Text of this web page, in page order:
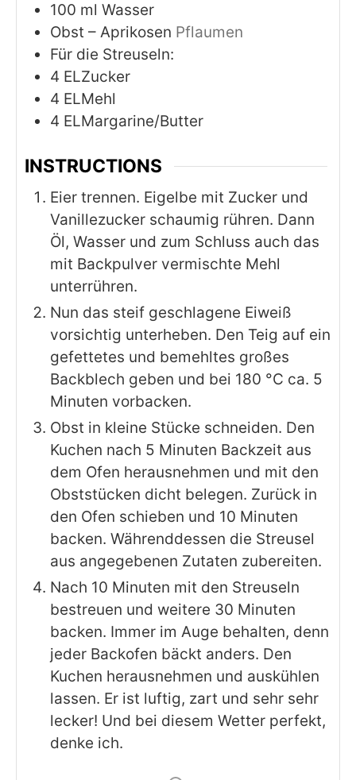
100 ml Wasser
Obst – Aprikosen Pflaumen
Für die Streuseln:
4 ELZucker
4 ELMehl
4 ELMargarine/Butter
INSTRUCTIONS
Eier trennen. Eigelbe mit Zucker und
Vanillezucker schaumig rühren. Dann
Öl, Wasser und zum Schluss auch das
mit Backpulver vermischte Mehl
unterrühren.
Nun das steif geschlagene Eiweiß
vorsichtig unterheben. Den Teig auf ein
gefettetes und bemehltes großes
Backblech geben und bei 180 °C ca. 5
Minuten vorbacken.
Obst in kleine Stücke schneiden. Den
Kuchen nach 5 Minuten Backzeit aus
dem Ofen herausnehmen und mit den
Obststücken dicht belegen. Zurück in
den Ofen schieben und 10 Minuten
backen. Währenddessen die Streusel
aus angegebenen Zutaten zubereiten.
Nach 10 Minuten mit den Streuseln
bestreuen und weitere 30 Minuten
backen. Immer im Auge behalten, denn
jeder Backofen bäckt anders. Den
Kuchen herausnehmen und auskühlen
lassen. Er ist luftig, zart und sehr sehr
lecker! Und bei diesem Wetter perfekt,
denke ich.